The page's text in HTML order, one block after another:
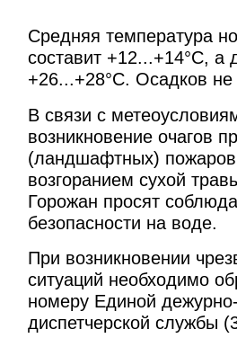
Средняя температура
составит +12...+14°C, а
+26...+28°C. Осадков не
В связи с
возникновение очагов
(ландшафтных)
возгоранием сухой
Горожан просят
безопасности на воде.
При возникновении
ситуаций необходимо
номеру Единой дежурно-
диспетчерской службы